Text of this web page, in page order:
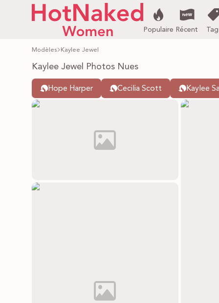
Populaire Récent
Modèles Kaylee Jewel
Kaylee Jewel Photos Nues
Hope Harper Cecilia Scott Kaylee